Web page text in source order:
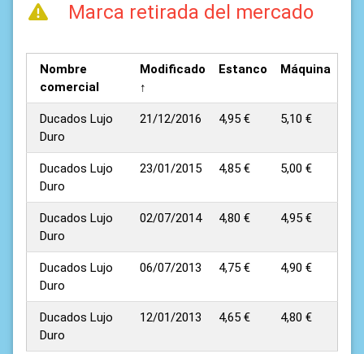
Marca retirada del mercado
Nombre
comercial
Modificado
↑
Estanco Máquina
Ducados Lujo
Duro
21/12/2016 4,95 € 5,10 €
Ducados Lujo
Duro
23/01/2015 4,85 € 5,00 €
Ducados Lujo
Duro
02/07/2014 4,80 € 4,95 €
Ducados Lujo
Duro
06/07/2013 4,75 € 4,90 €
Ducados Lujo
Duro
12/01/2013 4,65 € 4,80 €